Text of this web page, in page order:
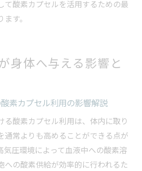
て酸素カプセルを活用するための最
す。
身体へ与える影響と
素カプセル利用の影響解説
る酸素カプセル利用は、体内に取り
通常よりも高めることができる点が
気圧環境によって血液中への酸素溶
への酸素供給が効率的に行われるた